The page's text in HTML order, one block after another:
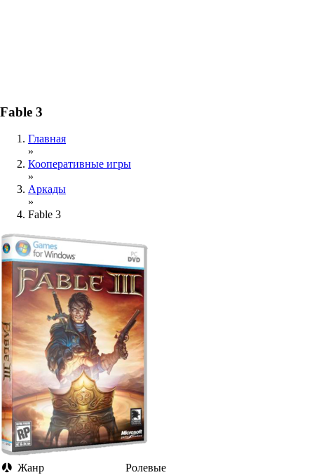
Fable 3
Главная
»
Кооперативные игры
»
Аркады
»
Fable 3
Жанр
Ролевые